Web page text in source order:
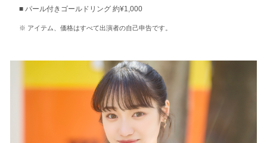
パール付きゴールドリング 約¥1,000
アイテム、価格はすべて出演者の自己申告です。